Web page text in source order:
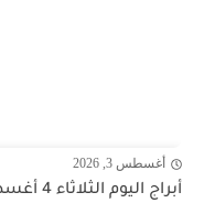
أغسطس 3, 2026
أبراج اليوم